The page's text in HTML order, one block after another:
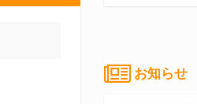
お知らせ